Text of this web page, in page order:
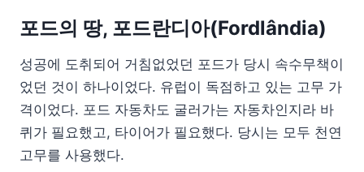
포드의 땅, 포드란디아(Fordlândia)
성공에 도취되어 거침없었던 포드가 당시 속수무책이
었던 것이 하나이었다. 유럽이 독점하고 있는 고무 가
격이었다. 포드 자동차도 굴러가는 자동차인지라 바
퀴가 필요했고, 타이어가 필요했다. 당시는 모두 천연
고무를 사용했다.